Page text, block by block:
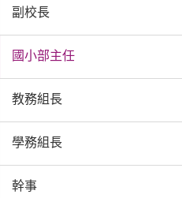
副校長
國小部主任
教務組長
學務組長
幹事